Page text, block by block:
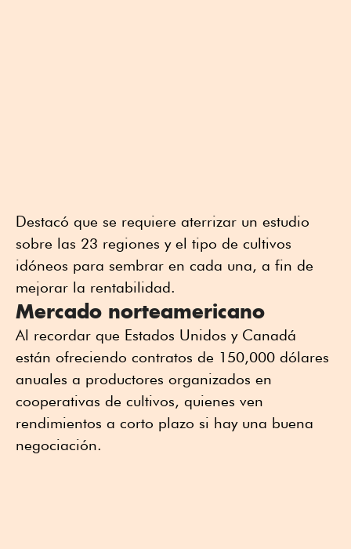
Destacó que se requiere aterrizar un estudio
sobre las 23 regiones y el tipo de cultivos
idóneos para sembrar en cada una, a fin de
mejorar la rentabilidad.
Mercado norteamericano
Al recordar que Estados Unidos y Canadá
están ofreciendo contratos de 150,000 dólares
anuales a productores organizados en
cooperativas de cultivos, quienes ven
rendimientos a corto plazo si hay una buena
negociación.